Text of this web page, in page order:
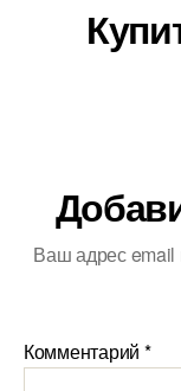
Ваш адрес email
Комментарий *